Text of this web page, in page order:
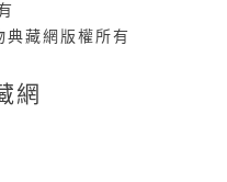
典藏網版權所有
網